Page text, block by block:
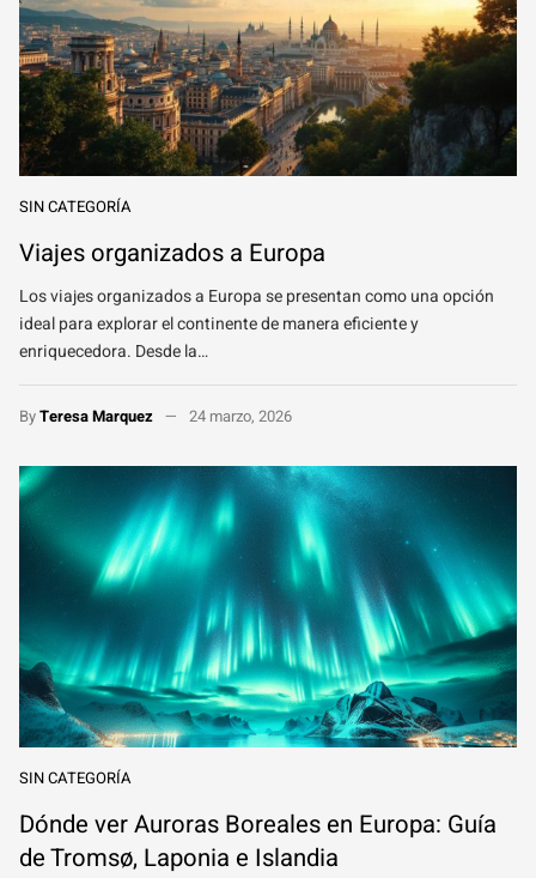
SIN CATEGORÍA
Viajes organizados a Europa
Los viajes organizados a Europa se presentan como una opción
ideal para explorar el continente de manera eficiente y
enriquecedora. Desde la…
ByTeresa Marquez 24 marzo, 2026
SIN CATEGORÍA
Dónde ver Auroras Boreales en Europa: Guía
de Tromsø, Laponia e Islandia